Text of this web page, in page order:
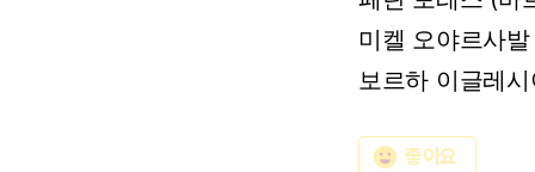
미켈 오야르사발
보르하 이글레
emoji_emotions 좋아요